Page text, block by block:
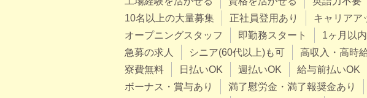
10名以上の大量募集
正社員登用あり
キャリアア
オープニングスタッフ
即勤務スタート
1ヶ月以
急募の求人
シニア(60代以上)も可 高収入・高時
寮費無料
日払いOK 週払いOK
給与前払いOK
ボーナス・賞与あり
満了慰労金・満了報奨金あり